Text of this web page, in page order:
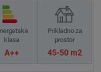
naknade i provizije
račun
klasa
A++
Prikladno za
prostor
45-50 m2